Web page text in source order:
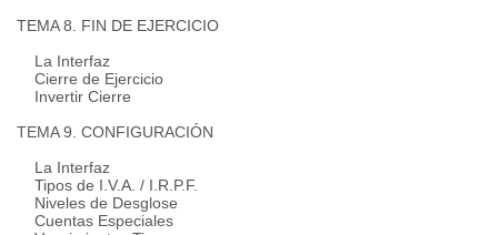
TEMA 8. FIN DE EJERCICIO
La Interfaz
Cierre de Ejercicio
Invertir Cierre
TEMA 9. CONFIGURACIÓN
La Interfaz
Tipos de I.V.A. / I.R.P.F.
Niveles de Desglose
Cuentas Especiales